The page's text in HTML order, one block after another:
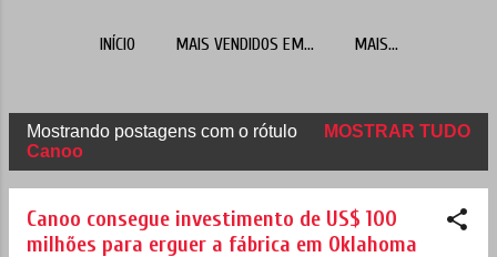
INÍCIO MAIS VENDIDOS EM... MAIS…
o
Mostrando postagens com o rótulo
Canoo
MOSTRAR TUDO
Canoo consegue investimento de US$ 100
milhões para erguer a fábrica em Oklahoma